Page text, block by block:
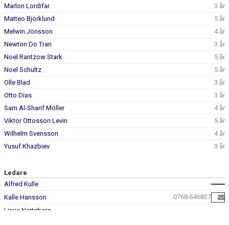
Marlon Lordifar
3 år
Matteo Björklund
5 år
Melwin Jönsson
4 år
Newton Do Tran
3 år
Noel Rantzow Stark
5 år
Noel Schultz
5 år
Olle Blad
3 år
Otto Dias
3 år
Sam Al-Sharif Möller
4 år
Viktor Ottosson Levin
5 år
Wilhelm Svensson
4 år
Yusuf Khazbiev
3 år
Ledare
Alfred Kulle
Kalle Hansson
0768-646827
Linus Nertsberg